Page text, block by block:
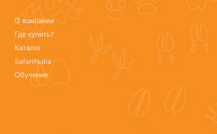
О компании
Где купить?
Каталог
SafariPedia
Обучение